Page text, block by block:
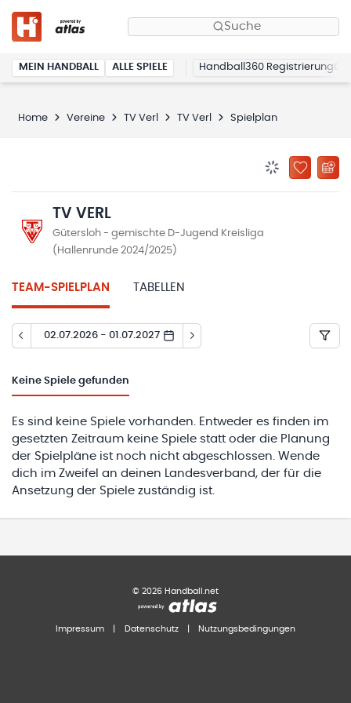
Suche
MEIN HANDBALL ALLE SPIELE Handball360 Registrierung
Home Vereine TV Verl TV Verl Spielplan
ZU
TV VERL
Gütersloh - gemischte D-Jugend Kreisliga
(Hallenrunde 2024/2025)
TEAM-SPIELPLAN TABELLEN
02.07.2026 - 01.07.2027
Keine Spiele gefunden
Es sind keine Spiele vorhanden. Entweder es finden im
gesetzten Zeitraum keine Spiele statt oder die Planung
der Spielpläne ist noch nicht abgeschlossen. Wende
dich im Zweifel an deinen Landesverband, der für die
Ansetzung der Spiele zuständig ist.
© 2026 Handball.net
Impressum Datenschutz Nutzungsbedingungen